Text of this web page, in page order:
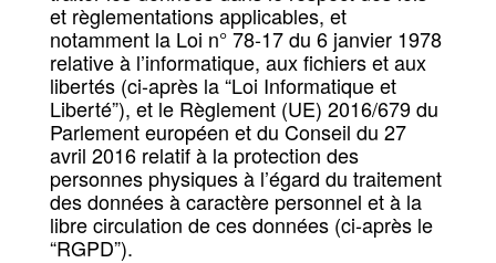
et règlementations applicables, et
notamment la Loi n° 78-17 du 6 janvier 1978
relative à l’informatique, aux fichiers et aux
libertés (ci-après la “Loi Informatique et
Liberté”), et le Règlement (UE) 2016/679 du
Parlement européen et du Conseil du 27
avril 2016 relatif à la protection des
personnes physiques à l’égard du traitement
des données à caractère personnel et à la
libre circulation de ces données (ci-après le
“RGPD”).